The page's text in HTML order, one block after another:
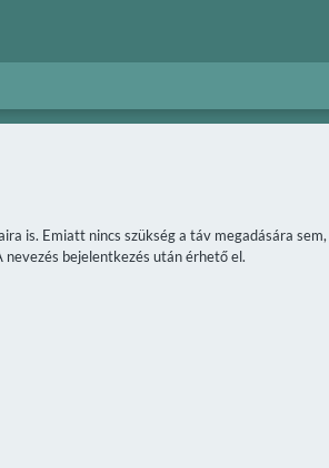
is. Emiatt nincs szükség a táv megadására
bejelentkezés után érhető el.